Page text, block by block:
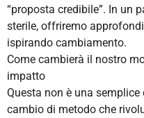
“proposta credibile”. In un
sterile, offriremo
ispirando cambiamento.
Come cambierà il nostro
impatto
Questa non è una
cambio di metodo che